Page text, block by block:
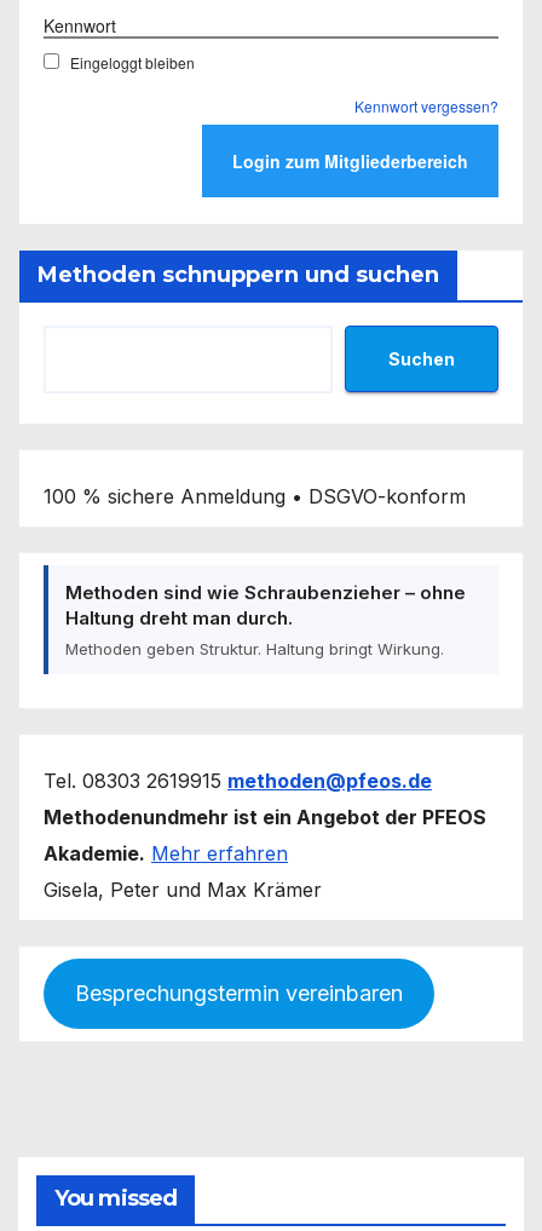
Kennwort
Eingeloggt bleiben
Kennwort vergessen?
Methoden schnuppern und suchen
Suchen
100 % sichere Anmeldung • DSGVO-konform
Methoden sind wie Schraubenzieher – ohne
Haltung dreht man durch.
Methoden geben Struktur. Haltung bringt Wirkung.
Tel. 08303 2619915 methoden@pfeos.de
Methodenundmehr ist ein Angebot der PFEOS
Akademie. Mehr erfahren
Gisela, Peter und Max Krämer
Besprechungstermin vereinbaren
You missed